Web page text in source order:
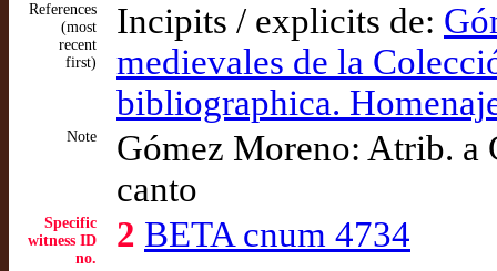
References
(most
recent
first)
Incipits / explicits de:
medievales de la
bibliographica.
Note
Gómez Moreno: Atrib. a
canto
Specific
witness ID
no.
2 BETA cnum 4734